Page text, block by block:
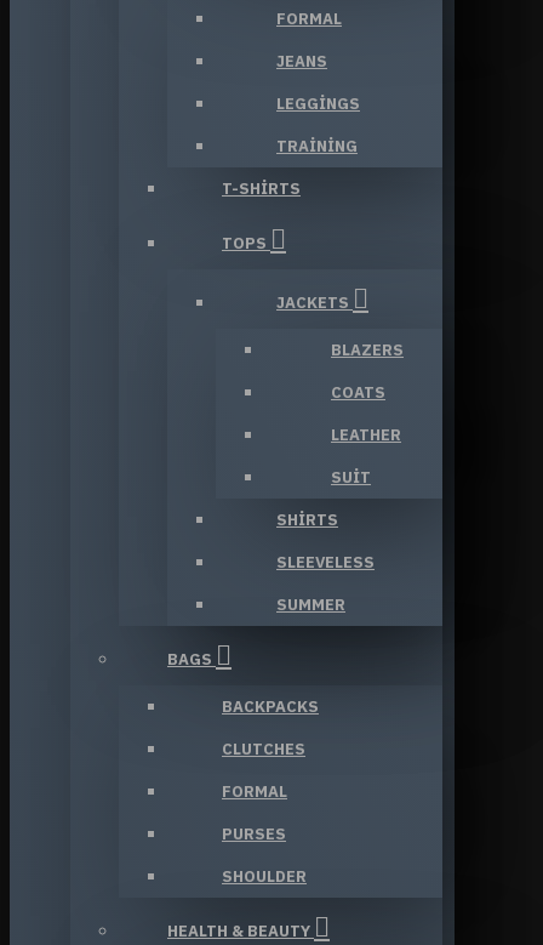
FORMAL
JEANS
LEGGINGS
TRAINING
T-SHIRTS
TOPS
JACKETS
BLAZERS
COATS
LEATHER
SUIT
SHIRTS
SLEEVELESS
SUMMER
BAGS
BACKPACKS
CLUTCHES
FORMAL
PURSES
SHOULDER
HEALTH & BEAUTY